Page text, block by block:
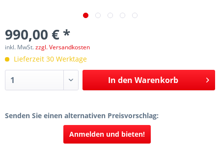
990,00 € *
inkl. MwSt.zzgl. Versandkosten
Lieferzeit 30 Werktage
In den Warenkorb
Senden Sie einen alternativen Preisvorschlag:
Anmelden und bieten!